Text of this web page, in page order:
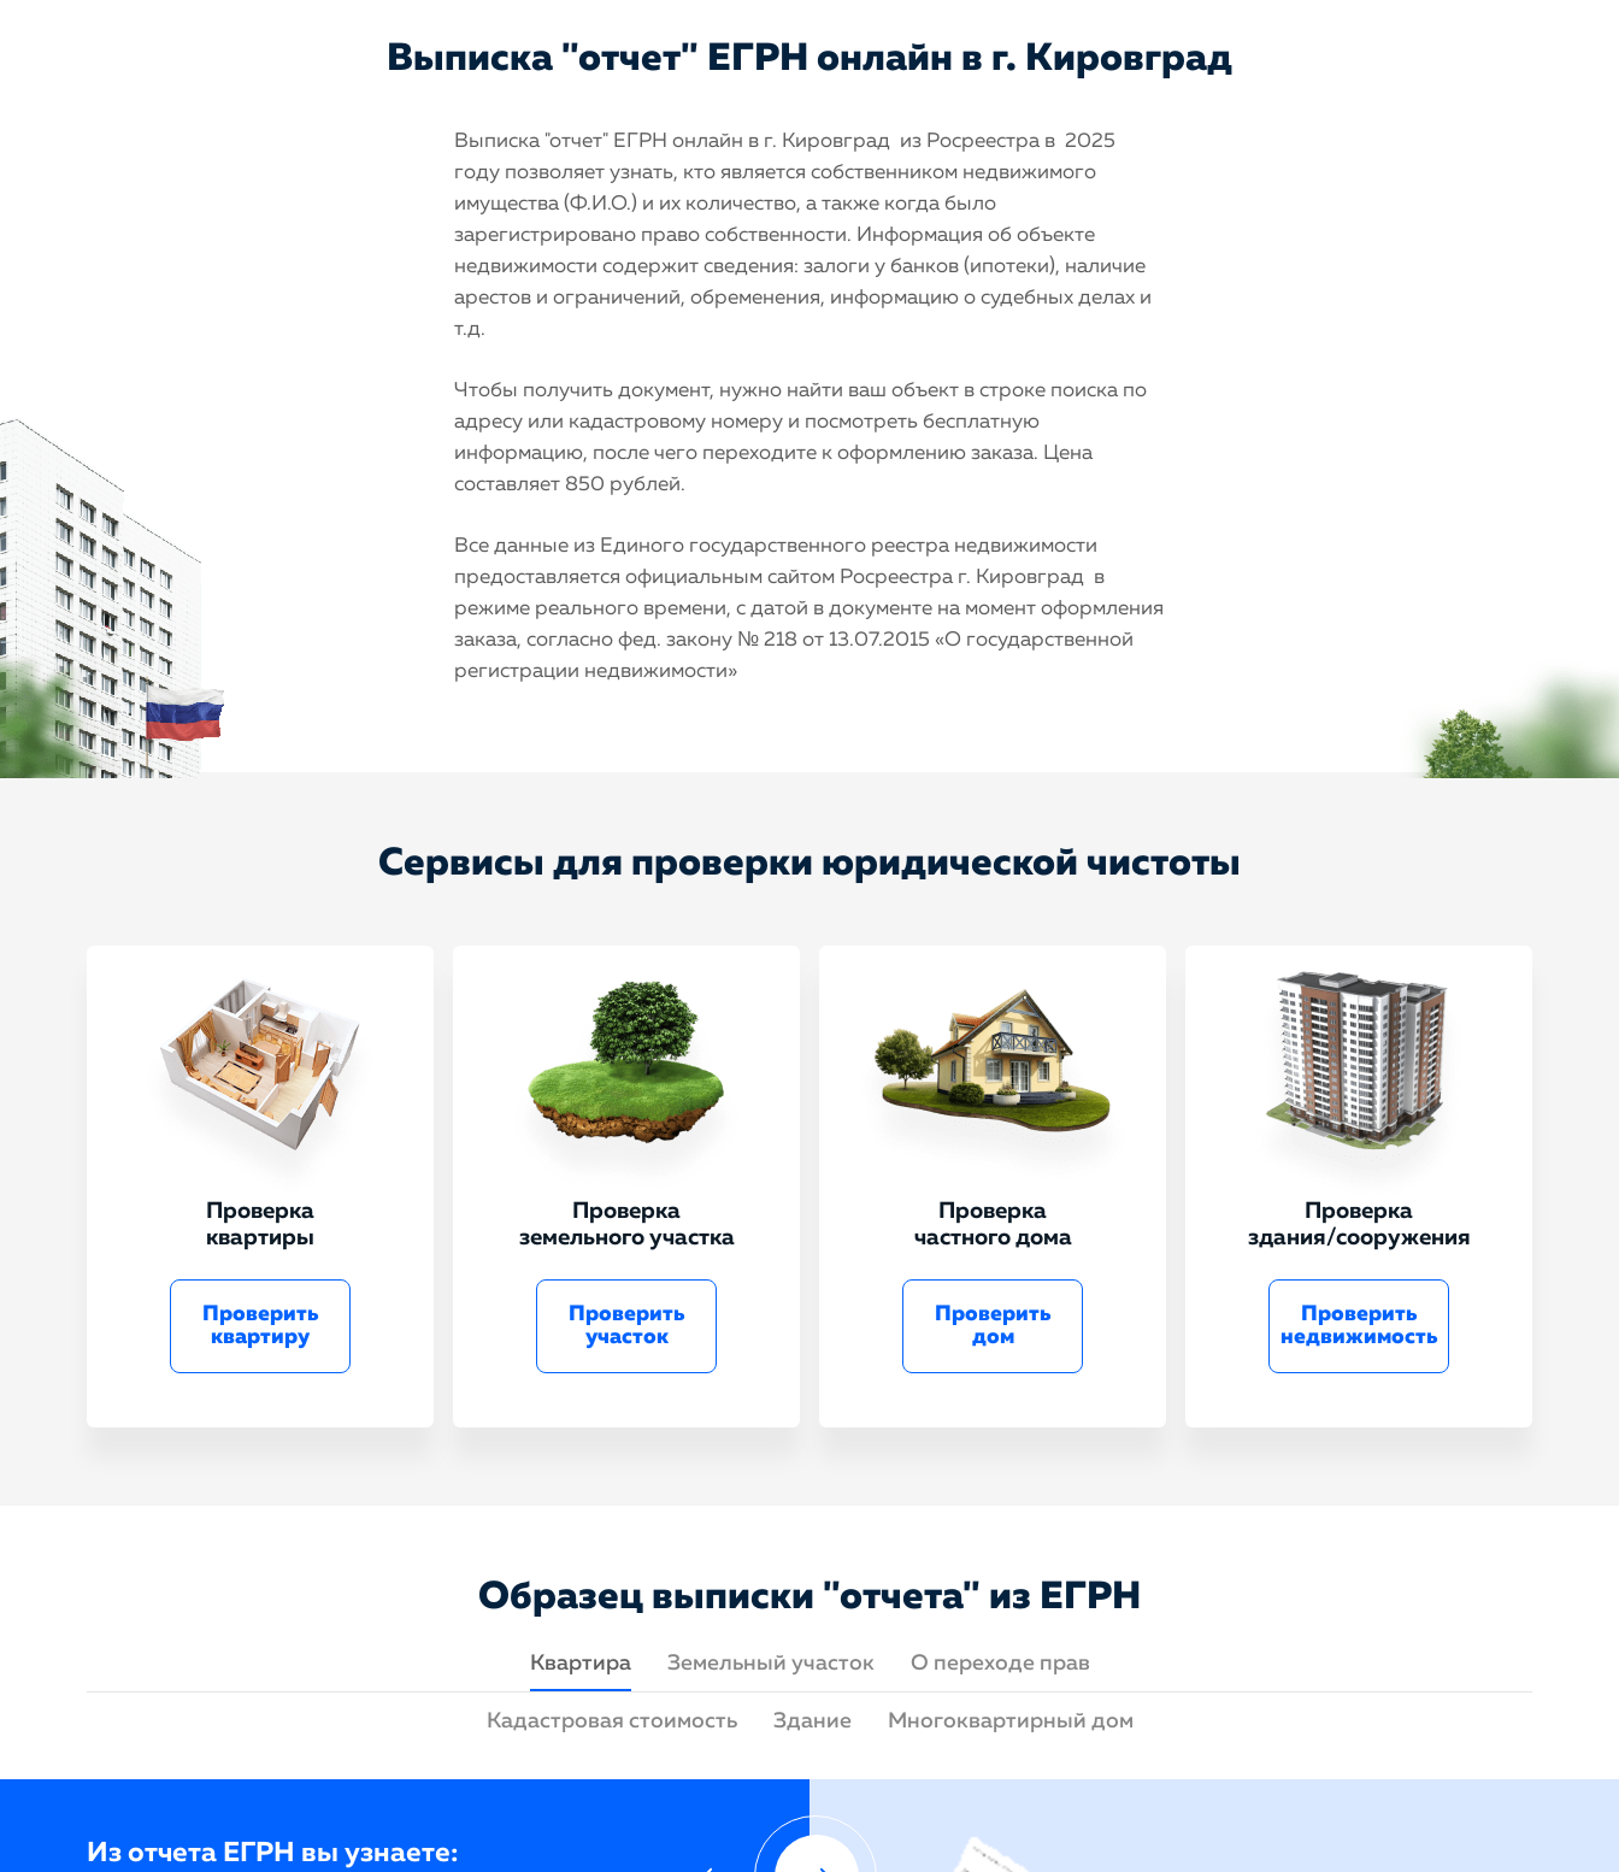
Выписка "отчет" ЕГРН онлайн в г. Кировград
Выписка "отчет" ЕГРН онлайн в г. Кировград из Росреестра в 2025
году позволяет узнать, кто является собственником недвижимого
имущества (Ф.И.О.) и их количество, а также когда было
зарегистрировано право собственности. Информация об объекте
недвижимости содержит сведения: залоги у банков (ипотеки), наличие
арестов и ограничений, обременения, информацию о судебных делах и
т.д.
Чтобы получить документ, нужно найти ваш объект в строке поиска по
адресу или кадастровому номеру и посмотреть бесплатную
информацию, после чего переходите к оформлению заказа. Цена
составляет 850 рублей.
Все данные из Единого государственного реестра недвижимости
предоставляется официальным сайтом Росреестра г. Кировград в
режиме реального времени, с датой в документе на момент оформления
заказа, согласно фед. закону № 218 от 13.07.2015 «О государственной
регистрации недвижимости»
Сервисы для проверки юридической чистоты
Проверка
квартиры
Проверить
квартиру
Проверка
земельного участка
Проверить
участок
Проверка
частного дома
Проверить
дом
Проверка
здания/сооружения
Проверить
недвижимость
Образец выписки "отчета" из ЕГРН
Квартира Земельный участок О переходе прав
Кадастровая стоимость Здание Многоквартирный дом
Из отчета ЕГРН вы узнаете: